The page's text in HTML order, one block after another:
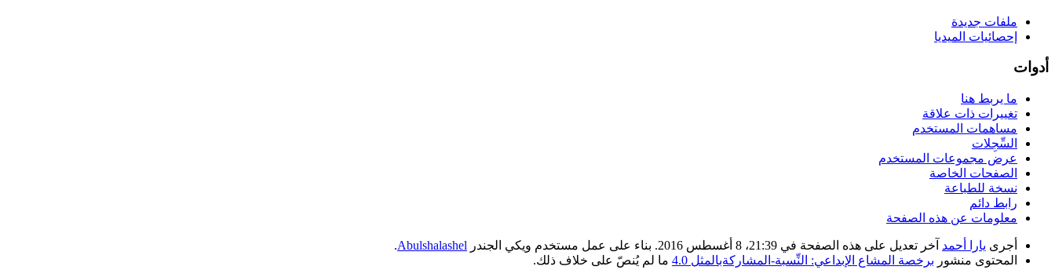
ملفات جديدة
إحصائيات الميديا
أدوات
ما يربط هنا
تغييرات ذات علاقة
مساهمات المستخدم
السِّجِلات
عرض مجموعات المستخدم
الصفحات الخاصة
نسخة للطباعة
رابط دائم
معلومات عن هذه الصفحة
أجرى يارا أحمد آخر تعديل على هذه الصفحة في 21:39، 8 أغسطس 2016. بناء على عمل مستخدم ويكي الجندر Abulshalashel
.
المحتوى منشور برخصة المشاع الإبداعي: النِّسبة-المشاركةبالمثل 4.0 ما لم يُنصّ على خلاف ذلك.